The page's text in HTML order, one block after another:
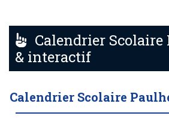
Calendrier Scolaire
& interactif
Calendrier Scolaire